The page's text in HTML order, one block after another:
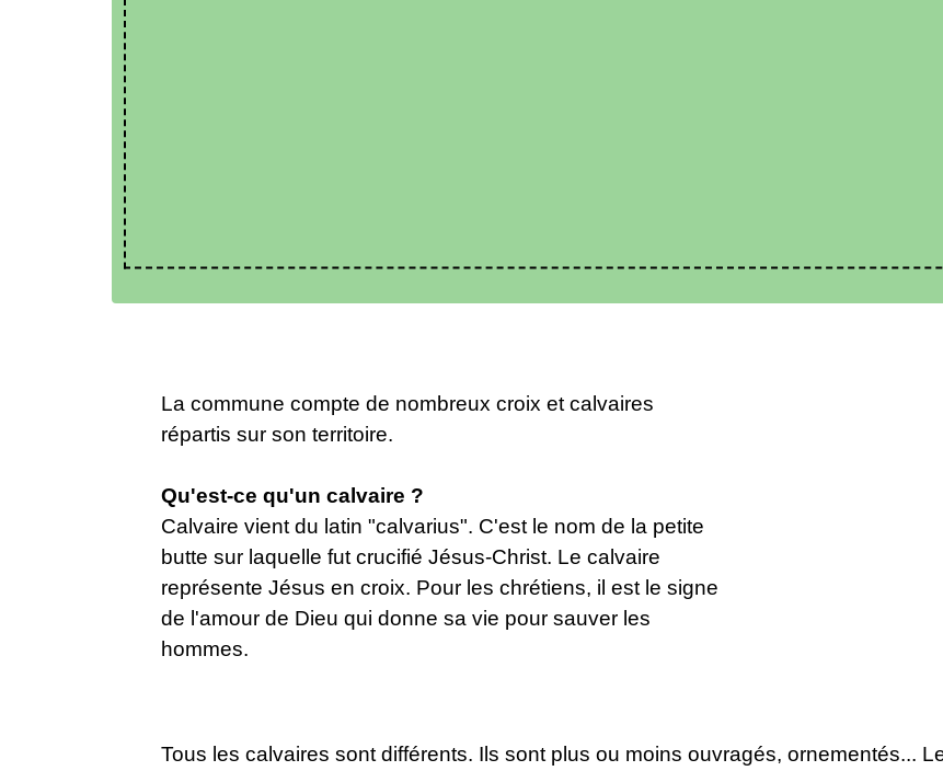
La commune compte de nombreux croix et calvaires
répartis sur son territoire.
Qu'est-ce qu'un calvaire ?
Calvaire vient du latin "calvarius". C'est le nom de la petite
butte sur laquelle fut crucifié Jésus-Christ. Le calvaire
représente Jésus en croix. Pour les chrétiens, il est le signe
de l'amour de Dieu qui donne sa vie pour sauver les
hommes.
Tous les calvaires sont différents. Ils sont plus ou moins ouvragés, ornementés...